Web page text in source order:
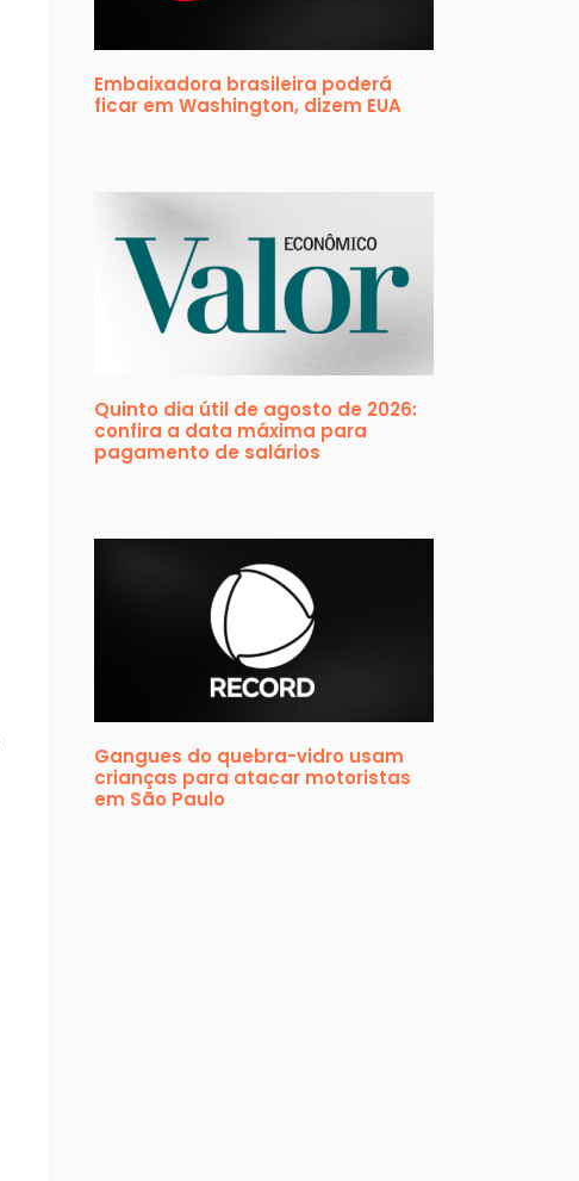
Embaixadora brasileira poderá
ficar em Washington, dizem EUA
Quinto dia útil de agosto de 2026:
confira a data máxima para
pagamento de salários
Gangues do quebra-vidro usam
crianças para atacar motoristas
em São Paulo